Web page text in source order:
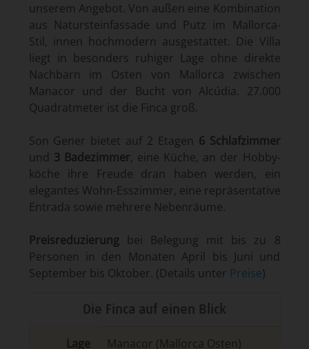
unserem Angebot. Von außen eine Kombination
aus Natursteinfassade und Putz im Mallorca-
Stil, innen hochmodern ausgestattet. Die Villa
liegt in besonders ruhiger Lage ohne direkte
Nachbarn im Osten von Mallorca zwischen
Manacor und der Bucht von Alcúdia. 27.000
Quadrat­meter ist die Finca groß.
Son Gener bietet auf 2 Etagen 6 Schlafzimmer
und 3 Badezimmer, eine Küche, an der Hobby­
köche ihre Freude dran haben werden, ein
elegantes Wohn-Esszimmer, eine repräsentative
Entrada sowie mehrere Nebenräume.
Preisreduzierungbei Belegung mit bis zu 8
Personen in den Monaten April bis Juni und
September bis Oktober. (Details unter Preise)
Die Finca auf einen Blick
Lage Manacor (Mallorca Osten)